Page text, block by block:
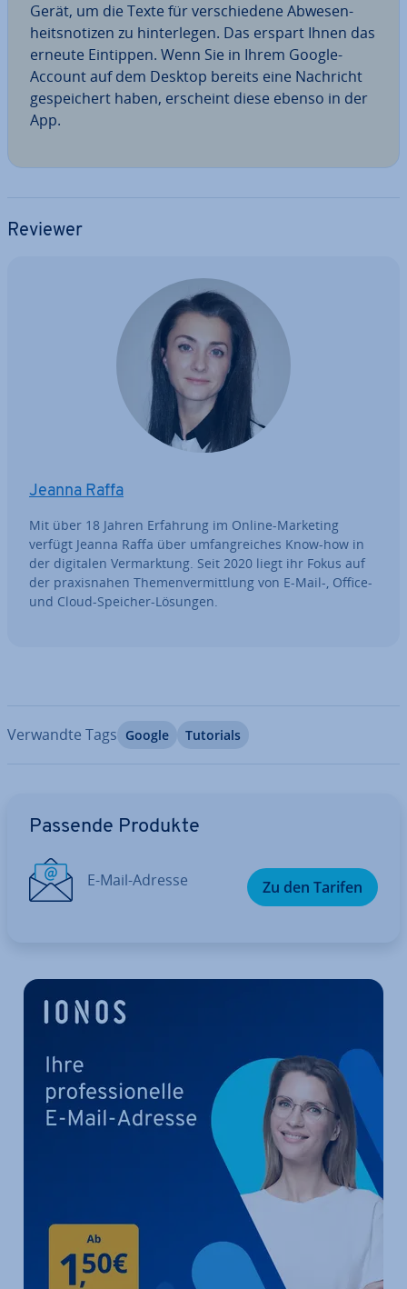
Gerät, um die Texte für ver­schie­de­ne Ab­we­sen­
heits­no­ti­zen zu hin­ter­le­gen. Das erspart Ihnen das
erneute Eintippen. Wenn Sie in Ihrem Google-
Account auf dem Desktop bereits eine Nachricht
ge­spei­chert haben, erscheint diese ebenso in der
App.
Reviewer
Jeanna Raffa
Mit über 18 Jahren Erfahrung im Online-Marketing
verfügt Jeanna Raffa über um­fang­rei­ches Know-how in
der digitalen Ver­mark­tung. Seit 2020 liegt ihr Fokus auf
der pra­xis­na­hen The­men­ver­mitt­lung von E-Mail-, Office-
und Cloud-Speicher-Lösungen.
Verwandte Tags Google Tutorials
Passende Produkte
E-Mail-Adresse Zu den Tarifen